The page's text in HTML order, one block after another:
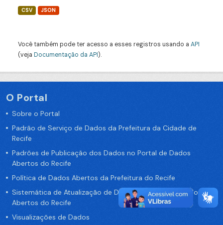
CSV JSON
Você também pode ter acesso a esses registros usando a API
(veja Documentação da API).
O Portal
Sobre o Portal
Padrão de Serviço de Dados da Prefeitura da Cidade de
Recife
Padrões de Publicação dos Dados no Portal de Dados
Abertos do Recife
Política de Dados Abertos da Prefeitura do Recife
Sistemática de Atualização de Dados do Portal de Dados
Abertos do Recife
Visualizações de Dados